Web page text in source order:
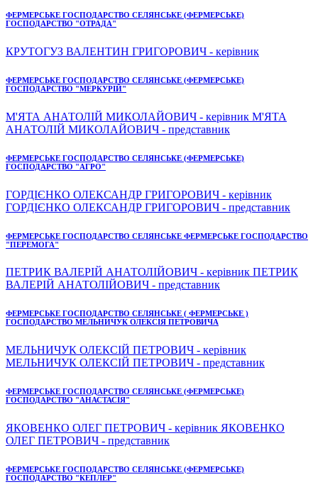
ФЕРМЕРСЬКЕ ГОСПОДАРСТВО СЕЛЯНСЬКЕ (ФЕРМЕРСЬКЕ)
ГОСПОДАРСТВО "ОТРАДА"
КРУТОГУЗ ВАЛЕНТИН ГРИГОРОВИЧ - керівник
ФЕРМЕРСЬКЕ ГОСПОДАРСТВО СЕЛЯНСЬКЕ (ФЕРМЕРСЬКЕ)
ГОСПОДАРСТВО "МЕРКУРІЙ"
М'ЯТА АНАТОЛІЙ МИКОЛАЙОВИЧ - керівник М'ЯТА
АНАТОЛІЙ МИКОЛАЙОВИЧ - представник
ФЕРМЕРСЬКЕ ГОСПОДАРСТВО СЕЛЯНСЬКЕ (ФЕРМЕРСЬКЕ)
ГОСПОДАРСТВО "АГРО"
ГОРДІЄНКО ОЛЕКСАНДР ГРИГОРОВИЧ - керівник
ГОРДІЄНКО ОЛЕКСАНДР ГРИГОРОВИЧ - представник
ФЕРМЕРСЬКЕ ГОСПОДАРСТВО СЕЛЯНСЬКЕ ФЕРМЕРСЬКЕ ГОСПОДАРСТВО
"ПЕРЕМОГА"
ПЕТРИК ВАЛЕРІЙ АНАТОЛІЙОВИЧ - керівник ПЕТРИК
ВАЛЕРІЙ АНАТОЛІЙОВИЧ - представник
ФЕРМЕРСЬКЕ ГОСПОДАРСТВО СЕЛЯНСЬКЕ ( ФЕРМЕРСЬКЕ )
ГОСПОДАРСТВО МЕЛЬНИЧУК ОЛЕКСІЯ ПЕТРОВИЧА
МЕЛЬНИЧУК ОЛЕКСІЙ ПЕТРОВИЧ - керівник
МЕЛЬНИЧУК ОЛЕКСІЙ ПЕТРОВИЧ - представник
ФЕРМЕРСЬКЕ ГОСПОДАРСТВО СЕЛЯНСЬКЕ (ФЕРМЕРСЬКЕ)
ГОСПОДАРСТВО "АНАСТАСІЯ"
ЯКОВЕНКО ОЛЕГ ПЕТРОВИЧ - керівник ЯКОВЕНКО
ОЛЕГ ПЕТРОВИЧ - представник
ФЕРМЕРСЬКЕ ГОСПОДАРСТВО СЕЛЯНСЬКЕ (ФЕРМЕРСЬКЕ)
ГОСПОДАРСТВО "КЕПЛЕР"